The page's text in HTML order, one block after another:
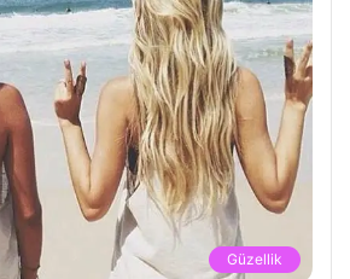
Güzellik